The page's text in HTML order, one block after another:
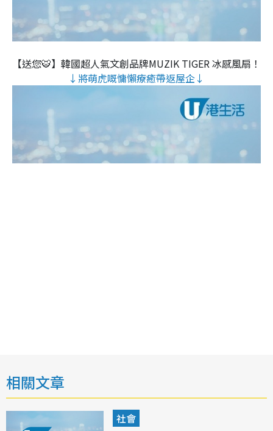
【送您🐯】韓國超人氣文創品牌MUZIK TIGER 冰感風扇！
↓將萌虎嘅慵懶療癒帶返屋企↓
相關文章
社會